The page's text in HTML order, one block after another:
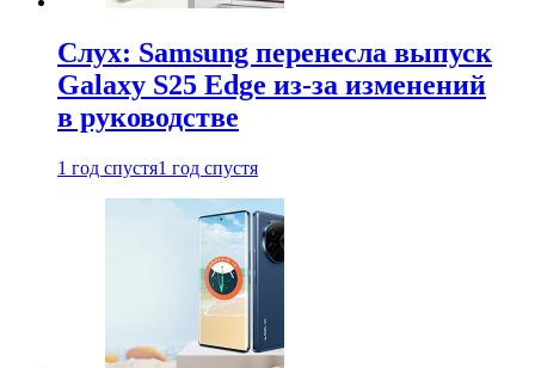
Слух: Samsung перенесла выпуск
Galaxy S25 Edge из-за изменений
в руководстве
1 год спустя1 год спустя